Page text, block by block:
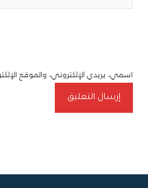
اسمي، بريدي الإلكتروني، والموقع